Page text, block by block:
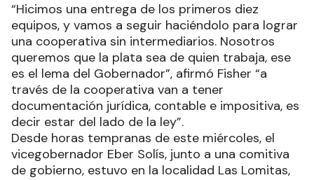
“Hicimos una entrega de los primeros diez
equipos, y vamos a seguir haciéndolo para lograr
una cooperativa sin intermediarios. Nosotros
queremos que la plata sea de quien trabaja, ese
es el lema del Gobernador”, afirmó Fisher “a
través de la cooperativa van a tener
documentación jurídica, contable e impositiva, es
decir estar del lado de la ley”.
Desde horas tempranas de este miércoles, el
vicegobernador Eber Solís, junto a una comitiva
de gobierno, estuvo en la localidad Las Lomitas,